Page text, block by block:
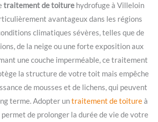
traitement de toiturehydrofuge à Villeloin
avantageux dans les régions
climatiques sévères, telles que de
de la neige ou une forte exposition aux
une couche imperméable, ce traitement
la structure de votre toit mais empêche
de mousses et de lichens, qui peuvent
terme. Adopter untraitement de toitureà
de prolonger la durée de vie de votre